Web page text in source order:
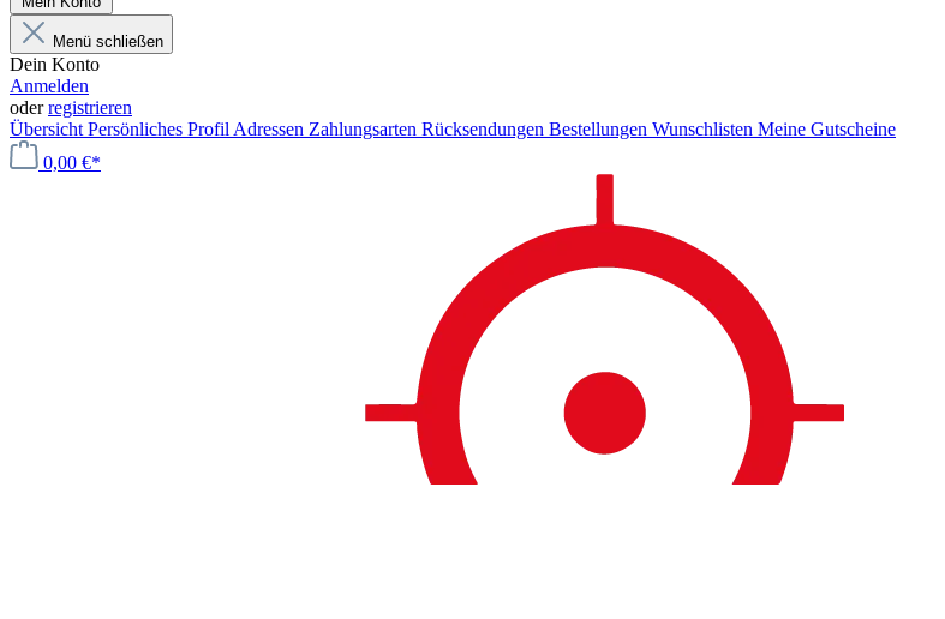
Menü schließen
Dein Konto
Anmelden
oderregistrieren
Übersicht Persönliches Profil Adressen Zahlungsarten Rücksendungen Bestellungen Wunschlisten Meine Gutscheine
0,00 €*